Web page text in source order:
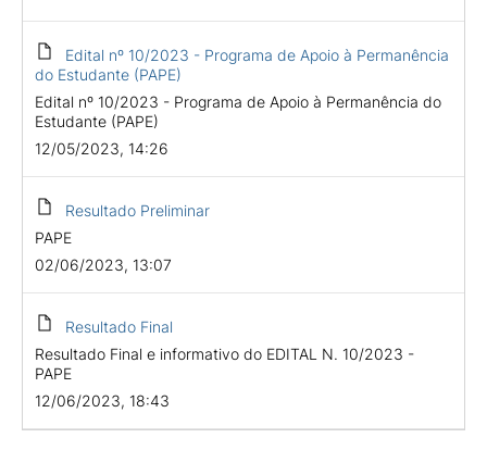
Edital nº 10/2023 - Programa de Apoio à Permanência
do Estudante (PAPE)
Edital nº 10/2023 - Programa de Apoio à Permanência do
Estudante (PAPE)
12/05/2023, 14:26
Resultado Preliminar
PAPE
02/06/2023, 13:07
Resultado Final
Resultado Final e informativo do EDITAL N. 10/2023 -
PAPE
12/06/2023, 18:43